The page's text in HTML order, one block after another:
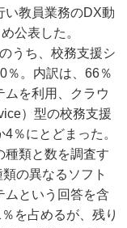
い教員業務のDX動
公表した。
うち、校務支援シ
％。内訳は、66％
ムを利用、クラウ
）型の校務支援
％にとどまった。
類と数を調査す
の異なるソフト
ムという回答を含
を占めるが、残り